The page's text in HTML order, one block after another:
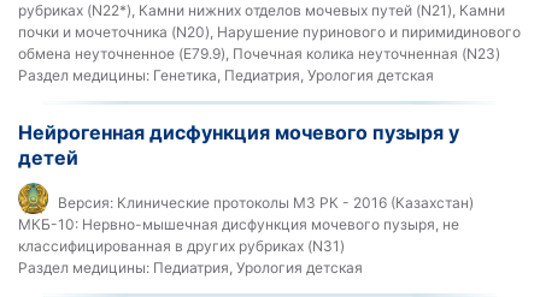
рубриках (N22*), Камни нижних отделов мочевых путей (N21), Камни
почки и мочеточника (N20), Нарушение пуринового и пиримидинового
обмена неуточненное (E79.9), Почечная колика неуточненная (N23)
Раздел медицины: Генетика, Педиатрия, Урология детская
Нейрогенная дисфункция мочевого пузыря у
детей
Версия: Клинические протоколы МЗ РК - 2016 (Казахстан)
МКБ-10: Нервно-мышечная дисфункция мочевого пузыря, не
классифицированная в других рубриках (N31)
Раздел медицины: Педиатрия, Урология детская